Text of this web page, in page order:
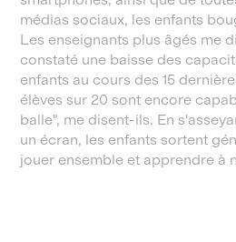
médias sociaux, les enfants
Les enseignants plus âgés me
constaté une baisse des
enfants au cours des 15
élèves sur 20 sont encore
balle", me disent-ils. En
un écran, les enfants sortent
jouer ensemble et apprendre à